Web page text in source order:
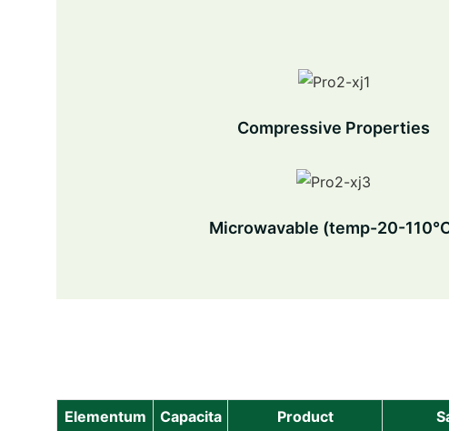
Compressive Properties
Microwavable (temp-20-
Elementum Capacita
Product